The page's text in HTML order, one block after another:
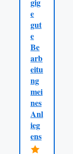
e
gut
e
Be
arb
eitu
ng
mei
nes
Anl
ieg
ens